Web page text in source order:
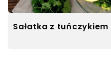
Sałatka z